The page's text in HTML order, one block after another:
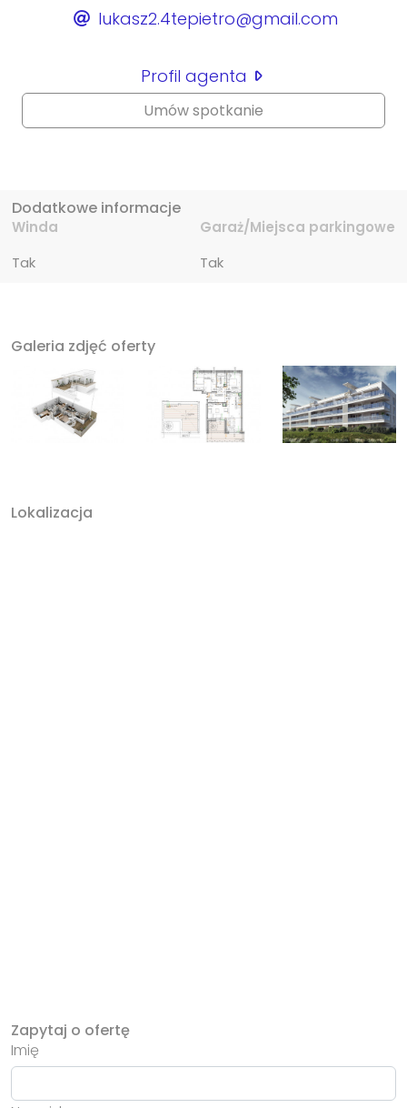
lukasz2.4tepietro@gmail.com
Profil agenta
Umów spotkanie
Dodatkowe informacje
Winda
Tak
Garaż/Miejsca parkingowe
Tak
Galeria zdjęć oferty
Lokalizacja
Zapytaj o ofertę
Imię